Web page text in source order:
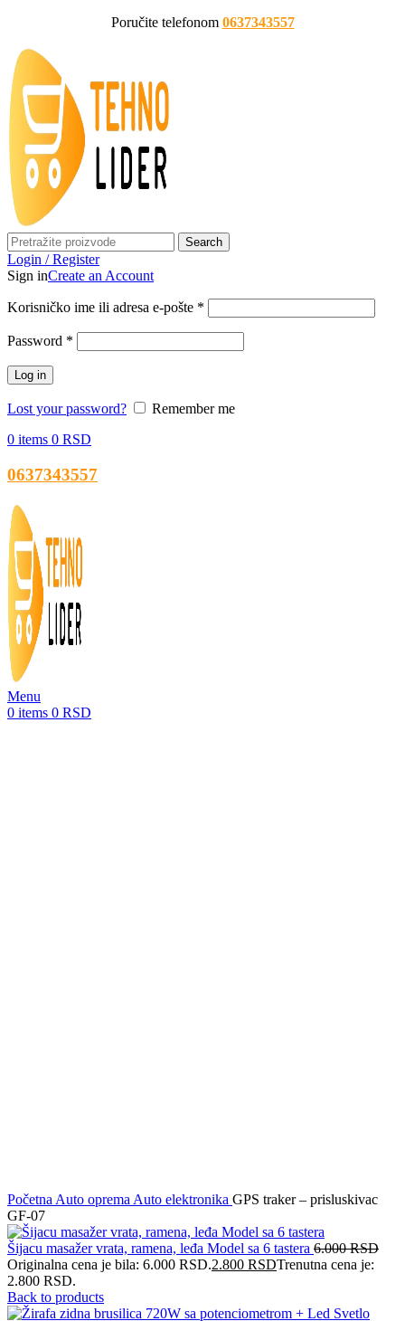
Poručite telefonom 0637343557
Search
Login / Register
Sign inCreate an Account
Korisničko ime ili adresa e-pošte *
Password *
Log in
Lost your password?
Remember me
0 items 0 RSD
0637343557
Menu
0 items 0 RSD
PočetnaAuto opremaAuto elektronika GPS traker – prisluskivac
GF-07
Šijacu masažer vrata, ramena, leđa Model sa 6 tastera 6.000RSD
Originalna cena je bila: 6.000 RSD.2.800 RSDTrenutna cena je:
2.800 RSD.
Back to products